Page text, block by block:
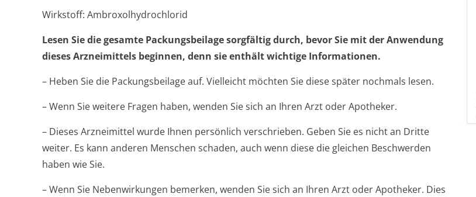
Wirkstoff: Ambroxolhydrochlorid
Lesen Sie die gesamte Packungsbeilage sorgfältig durch, bevor Sie mit der Anwendung
dieses Arzneimittels beginnen, denn sie enthält wichtige Informationen.
– Heben Sie die Packungsbeilage auf. Vielleicht möchten Sie diese später nochmals lesen.
– Wenn Sie weitere Fragen haben, wenden Sie sich an Ihren Arzt oder Apotheker.
– Dieses Arzneimittel wurde Ihnen persönlich verschrieben. Geben Sie es nicht an Dritte
weiter. Es kann anderen Menschen schaden, auch wenn diese die gleichen Beschwerden
haben wie Sie.
– Wenn Sie Nebenwirkungen bemerken, wenden Sie sich an Ihren Arzt oder Apotheker. Dies